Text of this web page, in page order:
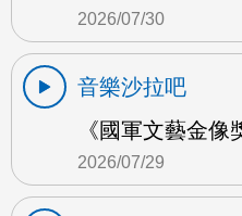
2026/07/30
音樂沙拉吧
《國軍文藝金
2026/07/29